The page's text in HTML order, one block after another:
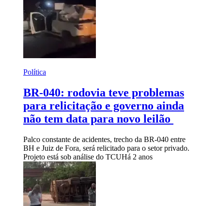
Política
BR-040: rodovia teve problemas
para relicitação e governo ainda
não tem data para novo leilão
Palco constante de acidentes, trecho da BR-040 entre
BH e Juiz de Fora, será relicitado para o setor privado.
Projeto está sob análise do TCUHá 2 anos